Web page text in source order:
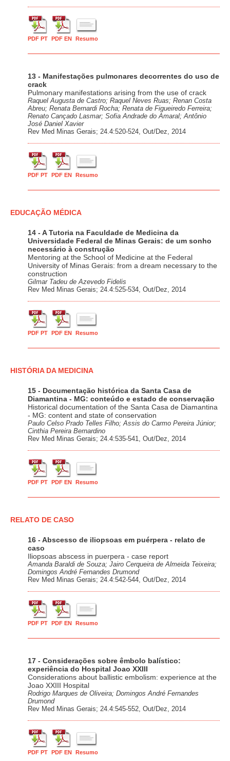
PDF PT PDF EN Resumo
13 - Manifestações pulmonares decorrentes do uso de
crack
Pulmonary manifestations arising from the use of crack
Raquel Augusta de Castro; Raquel Neves Ruas; Renan Costa
Abreu; Renata Bernardi Rocha; Renata de Figueiredo Ferreira;
Renato Cançado Lasmar; Sofia Andrade do Amaral; Antônio
José Daniel Xavier
Rev Med Minas Gerais; 24.4:520-524, Out/Dez, 2014
PDF PT PDF EN Resumo
EDUCAÇÃO MÉDICA
14 - A Tutoria na Faculdade de Medicina da
Universidade Federal de Minas Gerais: de um sonho
necessário à construção
Mentoring at the School of Medicine at the Federal
University of Minas Gerais: from a dream necessary to the
construction
Gilmar Tadeu de Azevedo Fidelis
Rev Med Minas Gerais; 24.4:525-534, Out/Dez, 2014
PDF PT PDF EN Resumo
HISTÓRIA DA MEDICINA
15 - Documentação histórica da Santa Casa de
Diamantina - MG: conteúdo e estado de conservação
Historical documentation of the Santa Casa de Diamantina
- MG: content and state of conservation
Paulo Celso Prado Telles Filho; Assis do Carmo Pereira Júnior;
Cinthia Pereira Bernardino
Rev Med Minas Gerais; 24.4:535-541, Out/Dez, 2014
PDF PT PDF EN Resumo
RELATO DE CASO
16 - Abscesso de iliopsoas em puérpera - relato de
caso
Iliopsoas abscess in puerpera - case report
Amanda Baraldi de Souza; Jairo Cerqueira de Almeida Teixeira;
Domingos André Fernandes Drumond
Rev Med Minas Gerais; 24.4:542-544, Out/Dez, 2014
PDF PT PDF EN Resumo
17 - Considerações sobre êmbolo balístico:
experiência do Hospital Joao XXIII
Considerations about ballistic embolism: experience at the
Joao XXIII Hospital
Rodrigo Marques de Oliveira; Domingos André Fernandes
Drumond
Rev Med Minas Gerais; 24.4:545-552, Out/Dez, 2014
PDF PT PDF EN Resumo